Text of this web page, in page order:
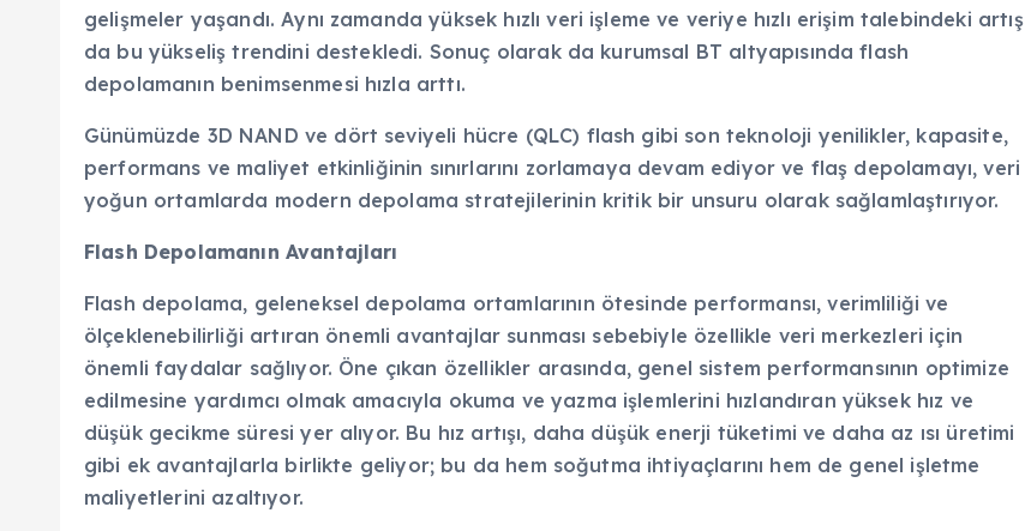
gelişmeler yaşandı. Aynı zamanda yüksek hızlı veri işleme ve veriye hızlı erişim talebindeki artış
da bu yükseliş trendini destekledi. Sonuç olarak da kurumsal BT altyapısında flash
depolamanın benimsenmesi hızla arttı.
Günümüzde 3D NAND ve dört seviyeli hücre (QLC) flash gibi son teknoloji yenilikler, kapasite,
performans ve maliyet etkinliğinin sınırlarını zorlamaya devam ediyor ve flaş depolamayı, veri
yoğun ortamlarda modern depolama stratejilerinin kritik bir unsuru olarak sağlamlaştırıyor.
Flash Depolamanın Avantajları
Flash depolama, geleneksel depolama ortamlarının ötesinde performansı, verimliliği ve
ölçeklenebilirliği artıran önemli avantajlar sunması sebebiyle özellikle veri merkezleri için
önemli faydalar sağlıyor. Öne çıkan özellikler arasında, genel sistem performansının optimize
edilmesine yardımcı olmak amacıyla okuma ve yazma işlemlerini hızlandıran yüksek hız ve
düşük gecikme süresi yer alıyor. Bu hız artışı, daha düşük enerji tüketimi ve daha az ısı üretimi
gibi ek avantajlarla birlikte geliyor; bu da hem soğutma ihtiyaçlarını hem de genel işletme
maliyetlerini azaltıyor.